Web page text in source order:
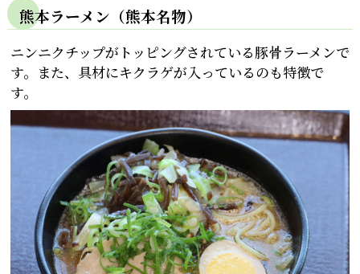
熊本ラーメン（熊本名物）
ニンニクチップがトッピングされている豚骨ラーメンで
す。また、具材にキクラゲが入っているのも特徴で
す。